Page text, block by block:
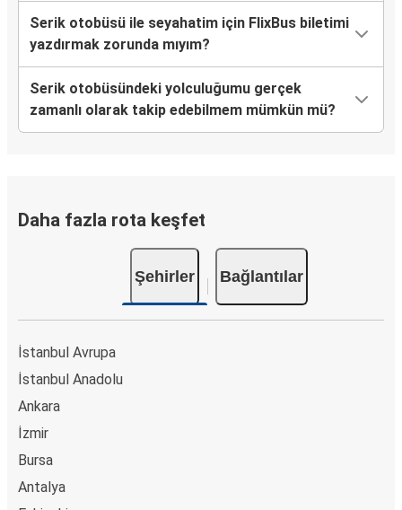
Düzce
Serik
Serik
Sarıkaya
Serik
Serik otobüsü ile seyahatim için FlixBus biletimi
yazdırmak zorunda mıyım?
Serik otobüsündeki yolculuğumu gerçek
zamanlı olarak takip edebilmem mümkün mü?
Daha fazla rota keşfet
Şehirler Bağlantılar
İstanbul Avrupa
İstanbul Anadolu
Ankara
İzmir
Bursa
Antalya